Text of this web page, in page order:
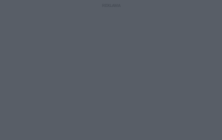
kwietniu 2021 r. Zakończenie budowy tego odcinka A2 planowane w